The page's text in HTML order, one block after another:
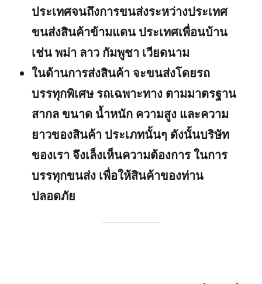
ประเทศจนถึงการขนส่งระหว่างประเทศ
ขนส่งสินค้าข้ามแดน ประเทศเพื่อนบ้าน
เช่น พม่า ลาว กัมพูชา เวียดนาม
ในด้านการส่งสินค้า จะขนส่งโดยรถ
บรรทุกพิเศษ รถเฉพาะทาง ตามมาตรฐาน
สากล ขนาด น้ำหนัก ความสูง และความ
ยาวของสินค้า ประเภทนั้นๆ ดังนั้นบริษัท
ของเรา จึงเล็งเห็นความต้องการ ในการ
บรรทุกขนส่ง เพื่อให้สินค้าของท่าน
ปลอดภัย